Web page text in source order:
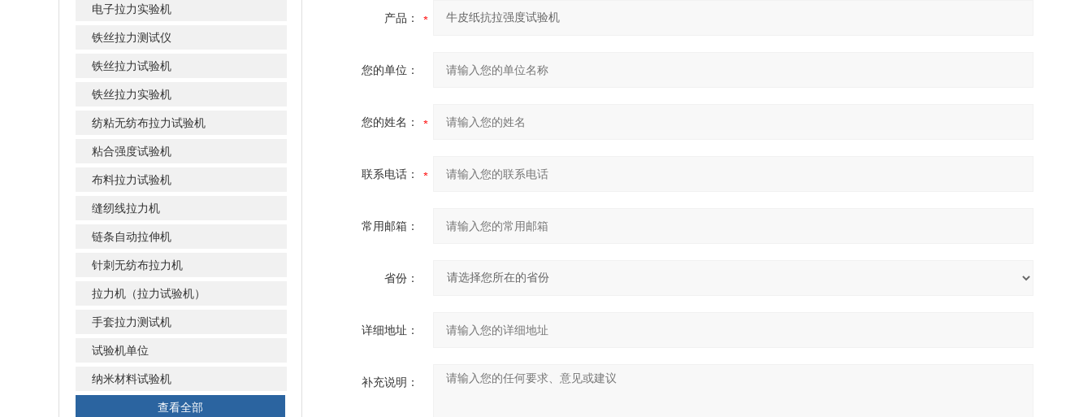
电子拉力实验机
铁丝拉力测试仪
铁丝拉力试验机
铁丝拉力实验机
纺粘无纺布拉力试验机
粘合强度试验机
布料拉力试验机
缝纫线拉力机
链条自动拉伸机
针刺无纺布拉力机
拉力机（拉力试验机）
手套拉力测试机
试验机单位
纳米材料试验机
查看全部
产品：
您的单位：
您的姓名：
联系电话：
常用邮箱：
省份：
详细地址：
补充说明：